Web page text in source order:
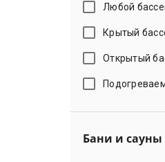
Любой
Крытый
Открытый
Бани и сауны